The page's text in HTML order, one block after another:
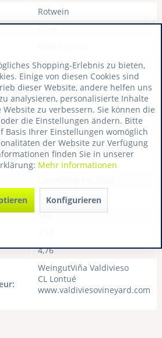
Rotwein
Rot
Merlot
trocken
15-17°C
2023
13,80
580
4,76
WeingutViña Valdivieso
CL Lontué
www.valdiviesovineyard.com
Shopping-Erlebnis zu bieten,
Einige von diesen Cookies sind
dieser Website, andere helfen uns
analysieren, personalisierte Inhalte
zu verbessern. Sie können die
die Einstellungen ändern. Bitte
Basis Ihrer Einstellungen womöglich
der Website zur Verfügung
finden Sie in unserer
Mehr Informationen
Konfigurieren